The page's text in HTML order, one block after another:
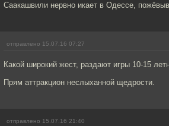
Саакашвили нервно икает в Одессе,
отправлено 15.07.16 07:27
Какой широкий жест, раздают игры 10-15
Прям аттракцион неслыханной щедрости.
отправлено 15.07.16 21:40